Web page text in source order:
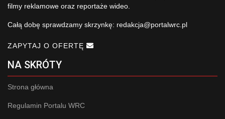
filmy reklamowe oraz reportaże wideo.
Całą dobę sprawdzamy skrzynkę: redakcja@portalwrc.pl
ZAPYTAJ O OFERTĘ
NA SKRÓTY
Strona główna
Regulamin Portalu WRC